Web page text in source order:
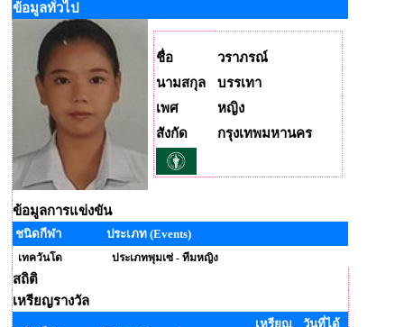
ข้อมูลทั่วไป
ชื่อ
วราภรณ์
นามสกุล
บรรเทา
เพศ
หญิง
สังกัด
กรุงเทพมหานคร
ข้อมูลการแข่งขัน
ชนิดกีฬา ประเภท (Events)
เทควันโด ประเภทพุมเซ่ - ทีมหญิง
สถิติ
เหรียญรางวัล
เหรียญ
วันที่ได้